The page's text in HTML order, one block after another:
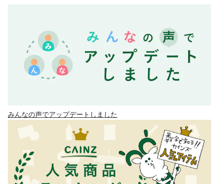
みんなの声でアップデートしました